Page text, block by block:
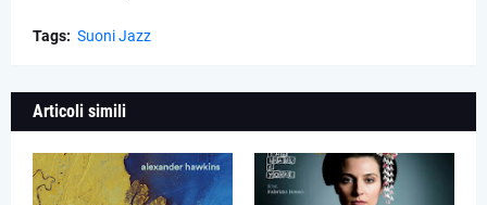
Tags: Suoni Jazz
Articoli simili